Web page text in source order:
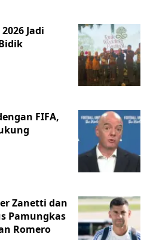
Jadi
FIFA,
Zanetti dan
Pamungkas
Romero